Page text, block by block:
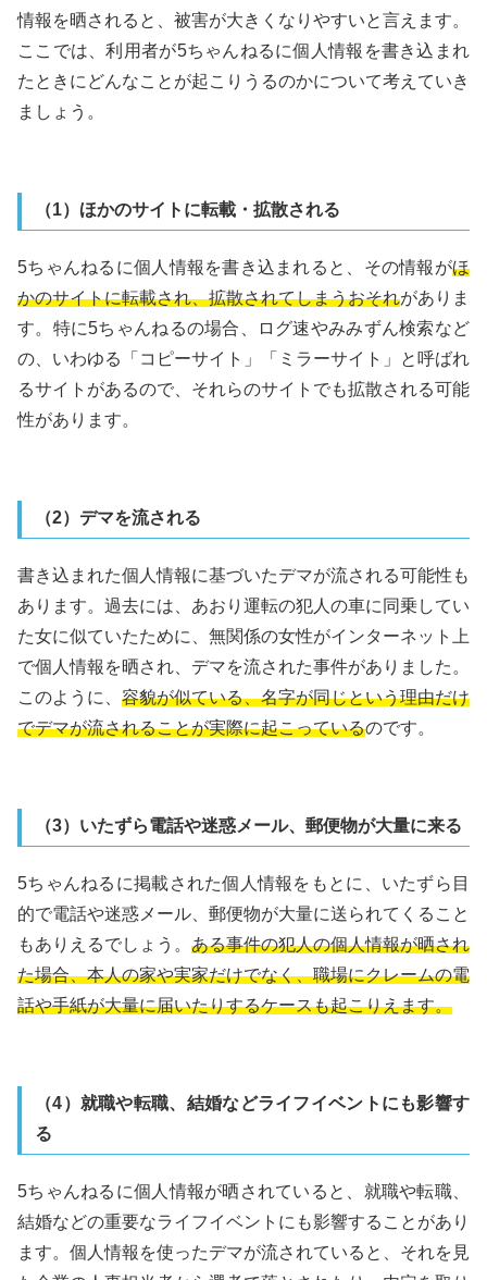
情報を晒されると、被害が大きくなりやすいと言えます。
ここでは、利用者が5ちゃんねるに個人情報を書き込まれ
たときにどんなことが起こりうるのかについて考えていき
ましょう。
（1）ほかのサイトに転載・拡散される
5ちゃんねるに個人情報を書き込まれると、その情報がほ
かのサイトに転載され、拡散されてしまうおそれがありま
す。特に5ちゃんねるの場合、ログ速やみみずん検索など
の、いわゆる「コピーサイト」「ミラーサイト」と呼ばれ
るサイトがあるので、それらのサイトでも拡散される可能
性があります。
（2）デマを流される
書き込まれた個人情報に基づいたデマが流される可能性も
あります。過去には、あおり運転の犯人の車に同乗してい
た女に似ていたために、無関係の女性がインターネット上
で個人情報を晒され、デマを流された事件がありました。
このように、 容貌が似ている、名字が同じという理由だけ
でデマが流されることが実際に起こっているのです。
（3）いたずら電話や迷惑メール、郵便物が大量に来る
5ちゃんねるに掲載された個人情報をもとに、いたずら目
的で電話や迷惑メール、郵便物が大量に送られてくること
もありえるでしょう。 ある事件の犯人の個人情報が晒され
た場合、本人の家や実家だけでなく、職場にクレームの電
話や手紙が大量に届いたりするケースも起こりえます。
（4）就職や転職、結婚などライフイベントにも影響す
る
5ちゃんねるに個人情報が晒されていると、就職や転職、
結婚などの重要なライフイベントにも影響することがあり
ます。個人情報を使ったデマが流されていると、それを見